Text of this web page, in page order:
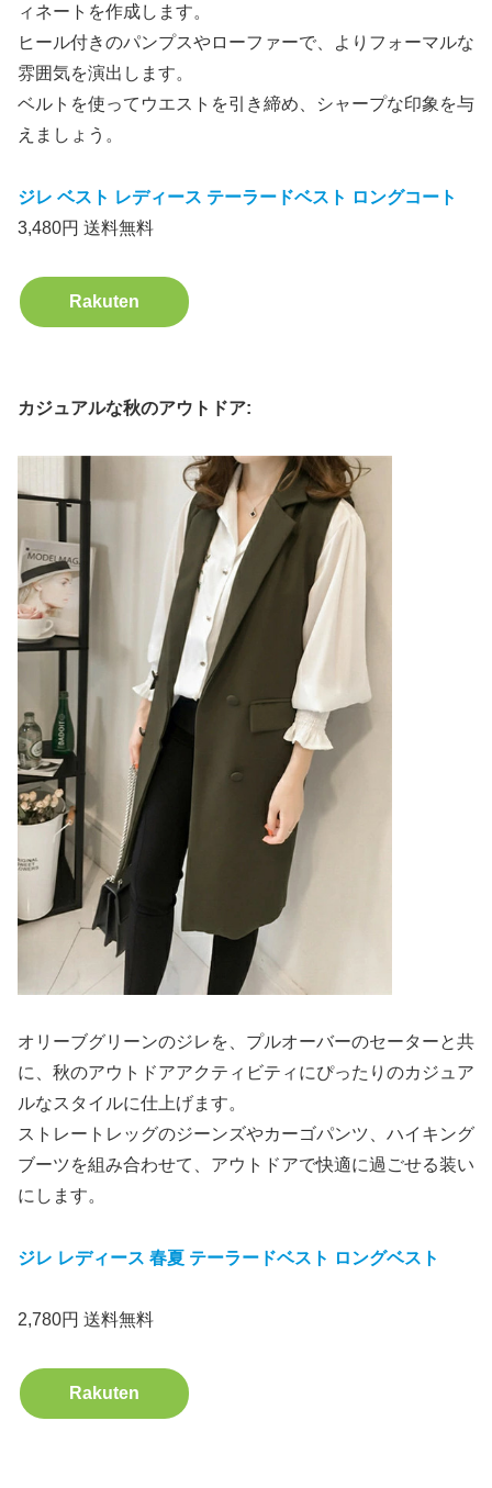
ィネートを作成します。
ヒール付きのパンプスやローファーで、よりフォーマルな
雰囲気を演出します。
ベルトを使ってウエストを引き締め、シャープな印象を与
えましょう。
ジレ ベスト レディース テーラードベスト ロングコート
3,480円 送料無料
Rakuten
カジュアルな秋のアウトドア:
オリーブグリーンのジレを、プルオーバーのセーターと共
に、秋のアウトドアアクティビティにぴったりのカジュア
ルなスタイルに仕上げます。
ストレートレッグのジーンズやカーゴパンツ、ハイキング
ブーツを組み合わせて、アウトドアで快適に過ごせる装い
にします。
ジレ レディース 春夏 テーラードベスト ロングベスト
2,780円 送料無料
Rakuten